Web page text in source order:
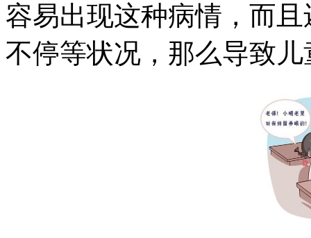
容易出现这种病情，而
不停等状况，那么导致